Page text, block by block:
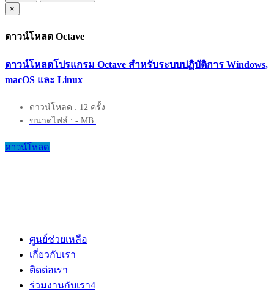
×
ดาวน์โหลด Octave
ดาวน์โหลดโปรแกรม Octave สำหรับระบบปฏิบัติการ Windows,
macOS และ Linux
ดาวน์โหลด : 12 ครั้ง
ขนาดไฟล์ : - MB.
ดาวน์โหลด
ศูนย์ช่วยเหลือ
เกี่ยวกับเรา
ติดต่อเรา
ร่วมงานกับเรา4